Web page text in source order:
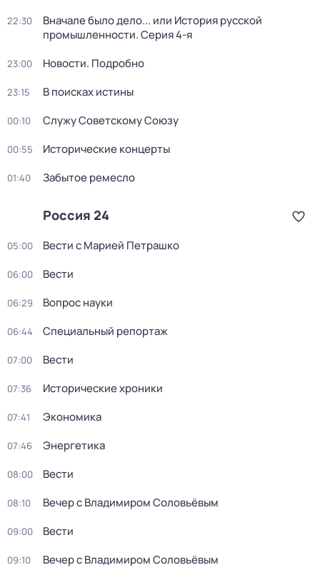
22:30
Вначале было дело... или История русской
промышленности. Серия 4-я
23:00 Новости. Подробно
23:15 В поисках истины
00:10 Служу Советскому Союзу
00:55 Исторические концерты
01:40 Забытое ремесло
Россия 24
05:00 Вести с Марией Петрашко
06:00 Вести
06:29 Вопрос науки
06:44 Специальный репортаж
07:00 Вести
07:36 Исторические хроники
07:41 Экономика
07:46 Энергетика
08:00 Вести
08:10 Вечер с Владимиром Соловьёвым
09:00 Вести
09:10 Вечер с Владимиром Соловьёвым